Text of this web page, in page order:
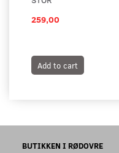
259,00
Add to cart
BUTIKKEN I RØDOVRE